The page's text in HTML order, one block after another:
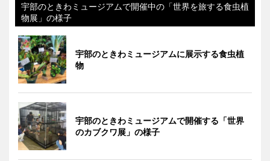
宇部のときわミュージアムで開催中の「世界を旅する食虫植
物展」の様子
宇部のときわミュージアムに展示する食虫植
物
宇部のときわミュージアムで開催する「世界
のカブクワ展」の様子